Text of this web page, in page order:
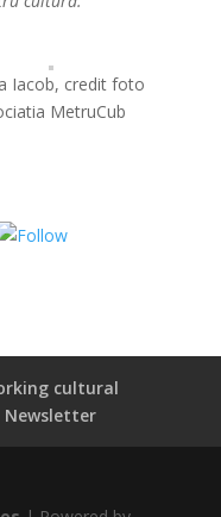
Iacob, credit foto
MetruCub
cultural
Newsletter